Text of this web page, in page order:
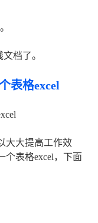
档了。
表格excel
大大提高工作效
个表格excel，下面